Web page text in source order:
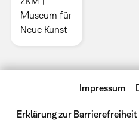
Museum für
Neue Kunst
Impressum
Erklärung zur Barrierefreiheit